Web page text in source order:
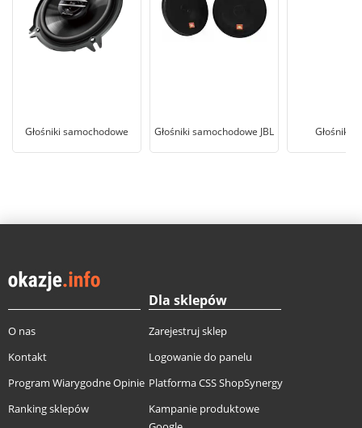
Głośniki samochodowe Głośniki samochodowe JBL Głośniki
O nas
Kontakt
Program Wiarygodne Opinie
Ranking sklepów
Dla sklepów
Zarejestruj sklep
Logowanie do panelu
Platforma CSS ShopSynergy
Kampanie produktowe